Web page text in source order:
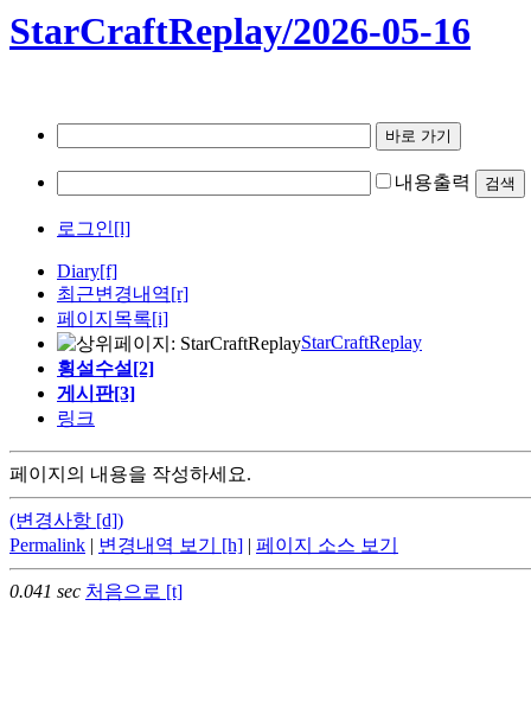
StarCraftReplay/2026-05-16
내용출력
로그인[l]
Diary[f]
최근변경내역[r]
페이지목록[i]
StarCraftReplay
횡설수설[2]
게시판[3]
링크
페이지의 내용을 작성하세요.
(변경사항 [d])
Permalink | 변경내역 보기 [h] | 페이지 소스 보기
0.041 sec 처음으로 [t]